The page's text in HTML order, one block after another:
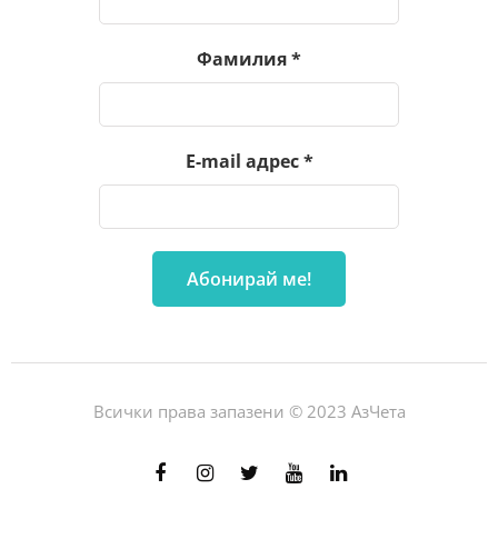
Фамилия*
E-mail адрес*
Всички права запазени © 2023 АзЧета